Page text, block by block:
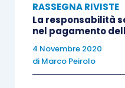
RASSEGNA RIVISTE
La responsabilità
nel pagamento
4 Novembre 2020
di Marco Peirolo